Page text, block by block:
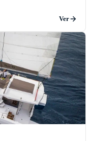
Ver